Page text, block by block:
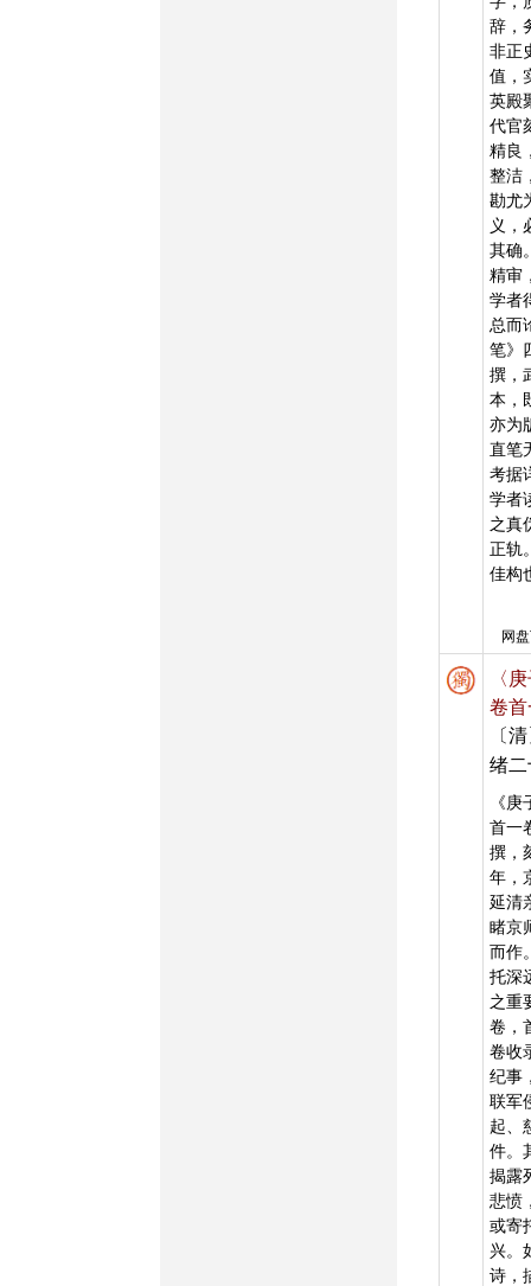
辞，
非正
值，
英殿
代官
精良
整洁
勘尤
义，
其确
精审
学者
总而
笔》
撰，
本，
亦为
直笔
考据
学者
之真
正轨
佳构
网
〈
卷
〔
绪
《
首一
撰，
年，
延清
睹京
而作
托深
之重
卷，
卷收
纪事
联军
起、
件。
揭露
悲愤
或寄
兴。
诗，